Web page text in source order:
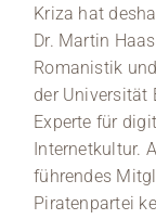
Kriza hat
Dr. Martin
Romanistik
der Universität
Experte für
Internetkultur.
führendes
Piratenpartei